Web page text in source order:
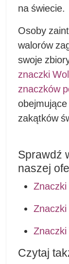
na świecie.
Osoby
walorów
swoje
znaczki
znaczków
zakątków
Sprawdź
naszej
Czytaj